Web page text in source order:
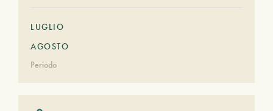
LUGLIO
AGOSTO
Periodo